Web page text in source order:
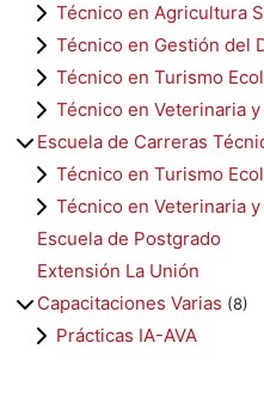
Técnico en Agricultura
Técnico en Gestión del
Técnico en Turismo
Técnico en Veterinaria
Escuela de Carreras
Técnico en Turismo
Técnico en Veterinaria
Escuela de Postgrado
Extensión La Unión
Capacitaciones Varias (8)
Prácticas IA-AVA